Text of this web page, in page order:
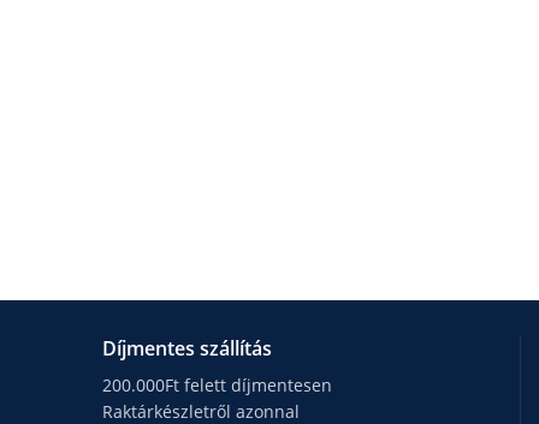
Díjmentes szállítás
200.000Ft felett díjmentesen
Raktárkészletről azonnal